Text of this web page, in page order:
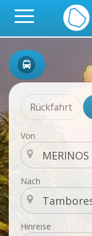
Rückfahrt
Von
Nach
Hinreise